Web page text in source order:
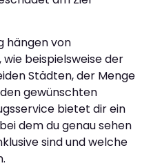
hängen von
beispielsweise der
Städten, der Menge
gewünschten
bietet dir ein
dem du genau sehen
sind und welche